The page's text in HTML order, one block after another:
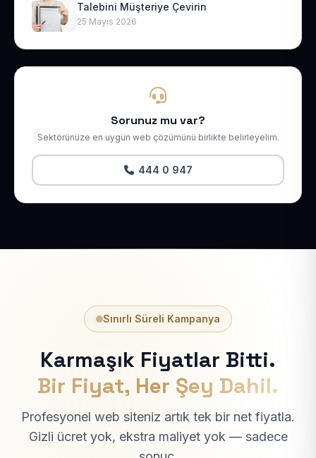
Talebini Müşteriye Çevirin
25 Mayıs 2026
Sorunuz mu var?
Sektörünüze en uygun web çözümünü birlikte belirleyelim.
444 0 947
Sınırlı Süreli Kampanya
Karmaşık Fiyatlar Bitti.
Bir Fiyat, Her Şey Dahil.
Profesyonel web siteniz artık tek bir net fiyatla.
Gizli ücret yok, ekstra maliyet yok — sadece